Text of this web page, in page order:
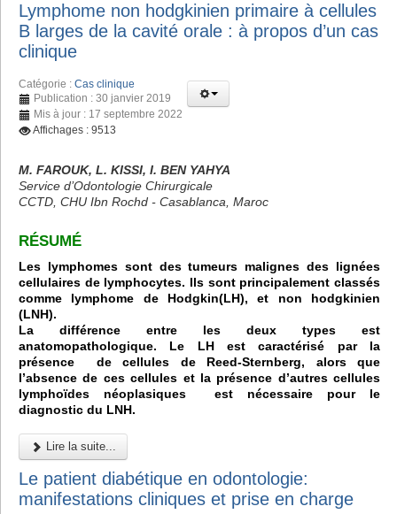
Lymphome non hodgkinien primaire à cellules
B larges de la cavité orale : à propos d’un cas
clinique
Catégorie : Cas clinique
Publication : 30 janvier 2019
Mis à jour : 17 septembre 2022
Affichages : 9513
M. FAROUK, L. KISSI, I. BEN YAHYA
Service d’Odontologie Chirurgicale
CCTD, CHU Ibn Rochd - Casablanca, Maroc
RÉSUMÉ
Les lymphomes sont des tumeurs malignes des lignées
cellulaires de lymphocytes. Ils sont principalement classés
comme lymphome de Hodgkin(LH), et non hodgkinien
(LNH).
La différence entre les deux types est
anatomopathologique. Le LH est caractérisé par la
présence de cellules de Reed-Sternberg, alors que
l’absence de ces cellules et la présence d’autres cellules
lymphoïdes néoplasiques est nécessaire pour le
diagnostic du LNH.
Lire la suite...
Le patient diabétique en odontologie:
manifestations cliniques et prise en charge